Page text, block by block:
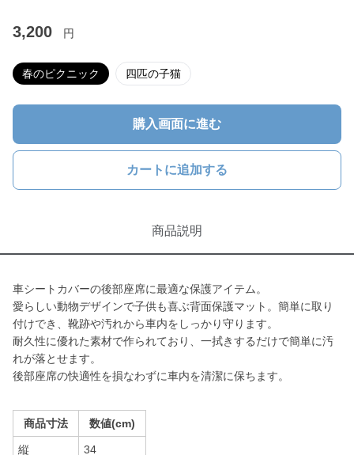
3,200 円
春のピクニック 四匹の子猫
購入画面に進む
カートに追加する
商品説明
車シートカバーの後部座席に最適な保護アイテム。
愛らしい動物デザインで子供も喜ぶ背面保護マット。簡単に取り
付けでき、靴跡や汚れから車内をしっかり守ります。
耐久性に優れた素材で作られており、一拭きするだけで簡単に汚
れが落とせます。
後部座席の快適性を損なわずに車内を清潔に保ちます。
商品寸法 数値(cm)
縦 34